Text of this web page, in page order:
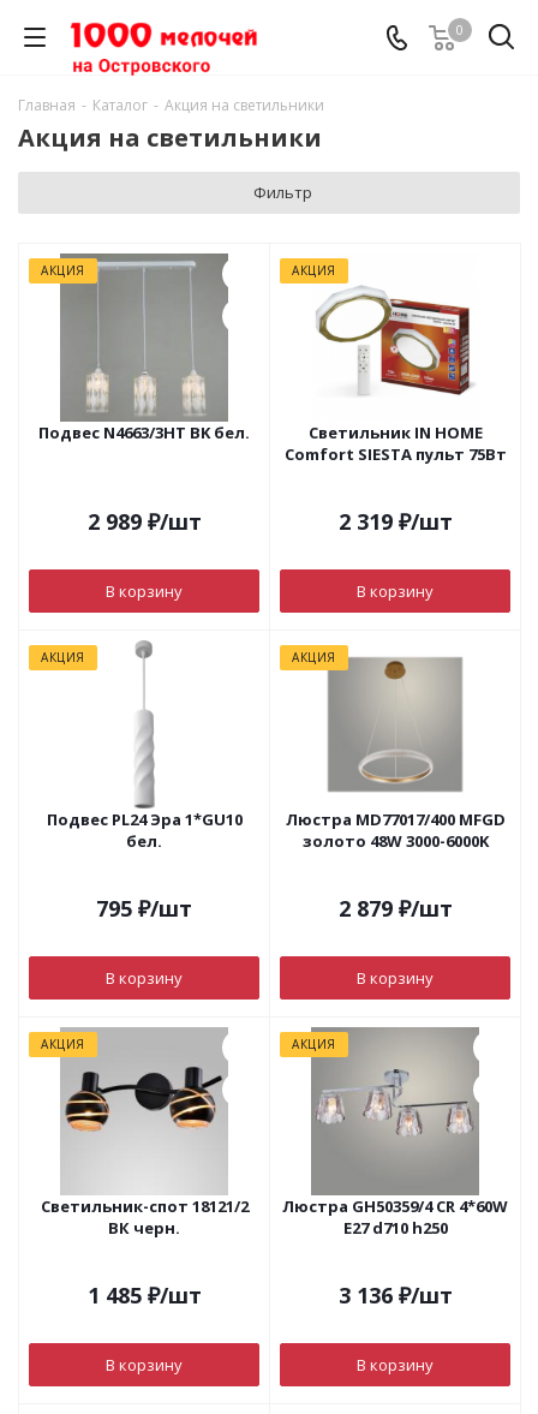
0
Главная - Каталог - Акция на светильники
Акция на светильники
Фильтр
АКЦИЯ
Подвес N4663/3HT BK бел.
2 989₽/шт
В корзину
АКЦИЯ
Светильник IN HOME
Comfort SIESTA пульт 75Вт
2 319₽/шт
В корзину
АКЦИЯ
Подвес PL24 Эра 1*GU10
бел.
795 ₽/шт
В корзину
АКЦИЯ
Люстра MD77017/400 MFGD
золото 48W 3000-6000K
2 879₽/шт
В корзину
АКЦИЯ
Светильник-спот 18121/2
ВК черн.
1 485₽/шт
В корзину
АКЦИЯ
Люстра GH50359/4 CR 4*60W
E27 d710 h250
3 136₽/шт
В корзину